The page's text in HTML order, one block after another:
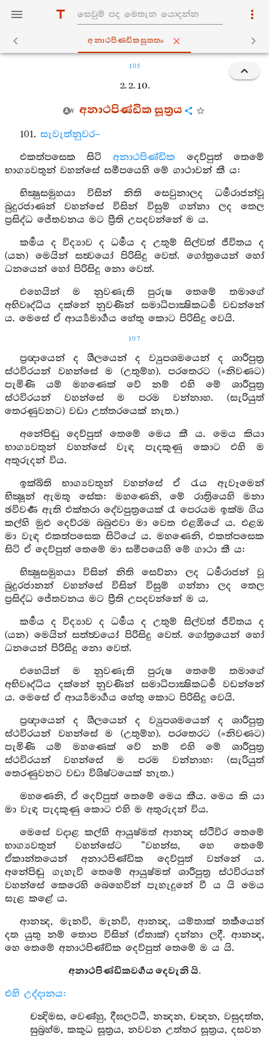
අනාථපිණ‍්ඩිකසුත‍්තං
105
2. 2. 10.
අනාථපිණ්ඩික සූත්‍රය
101. සැවැත්නුවර–
එකත්පසෙක සිටිඅනාථපිණ්ඩික දෙව්පුත් තෙමේ
භාග්‍යවතුන් වහන්සේ සමීපයෙහි මේ ගාථාවන් කී ය:
භික්‍ෂුසමුහයා විසින් නිති සෙවුනාලද ධර්‍මරාජන්වූ
බුදුරජාණන් වහන්සේ විසින් විසුම් ගන්නා ලද තෙල
ප්‍රසිද්ධ ජේතවනය මට ප්‍රීති උපදවන්නේ ම ය.
කර්‍මය ද විද්‍යාව ද ධර්‍මය ද උතුම් සිල්වත් ජීවිතය ද
(යන) මෙයින් සත්‍වයෝ පිරිසිදු වෙත්. ගෝත්‍රයෙන් හෝ
ධනයෙන් හෝ පිරිසිදු නො වෙත්.
එහෙයින් ම නුවණැති පුරුෂ තෙමේ තමාගේ
අභිවෘද්ධිය දක්නේ නුවණින් සමාධිපාක්‍ෂිකධර්‍ම වඩන්නේ
ය. මෙසේ ඒ ආර්‍ය්‍යමාර්‍ගය හේතු කොට පිරිසිදු වෙයි.
107
ප්‍රඥායෙන් ද ශීලයෙන් ද ව්‍යුපශමයෙන් ද ශාරීපුත්‍ර
ස්ථවිරයන් වහන්සේ ම (උතුම්හ). පරතෙරට (=නිවණට)
පැමිණි යම් මහණෙක් වේ නම් එහි මේ ශාරීපුත්‍ර
ස්ථවිරයන් වහන්සේ ම පරම වන්නාහ. (සැරියුත්
තෙරණුවනට) වඩා උත්තරයෙක් නැත.)
අනේපිඬු දෙව්පුත් තෙමේ මෙය කී ය. මෙය කියා
භාග්‍යවතුන් වහන්සේ වැඳ පැදකුණු කොට එහි ම
අතුරුදන් විය.
ඉක්බිති භාග්‍යවතුන් වහන්සේ ඒ රැය ඇවෑමෙන්
භික්‍ෂූන් ඇමතූ සේක: මහණෙනි, මේ රාත්‍රියෙහි මනා
ඡවිවර්‍ණ ඇති එක්තරා දේවපුත්‍රයෙක් රෑ පෙරයම ඉක්ම ගිය
කල්හි මුළු දෙව්රම බබුළුවා මා වෙත එළඹියේ ය. එළඹ
මා වැඳ එකත්පසෙක සිටියේ ය. මහණෙනි, එකත්පසෙක
සිටි ඒ දෙව්පුත් තෙමේ මා සමීපයෙහි මේ ගාථා කී ය:
භික්‍ෂුසමුහයා විසින් නිති සෙව්නා ලද ධර්‍මරාජන් වූ
බුදුරජානන් වහන්සේ විසින් විසුම් ගන්නා ලද තෙල
ප්‍රසිද්ධ ජේතවනය මට ප්‍රීති උපදවන්නේ ම ය.
කර්‍මය ද විද්‍යාව ද ධර්‍මය ද උතුම් සිල්වත් ජීවිතය ද
(යන) මෙයින් සත්ත්‍වයෝ පිරිසිදු වෙත්. ගෝත්‍රයෙන් හෝ
ධනයෙන් පිරිසිදු නො වෙත්.
එහෙයින් ම නුවණැති පුරුෂ තෙමේ තමාගේ
අභිවෘද්ධිය දක්නේ නුවණින් සමාධිපාක්‍ෂිකධර්‍ම වඩන්නේ
ය. මෙසේ ඒ ආර්‍ය්‍යමාර්‍ගය හේතු කොට පිරිසිදු වෙයි.
ප්‍රඥායෙන් ද ශීලයෙන් ද ව්‍යුපශමයෙන් ද ශාරීපුත්‍ර
ස්ථවිරයන් වහන්සේ ම (උතුම්හ). පරතෙරට (=නිවණට)
පැමිණි යම් මහණෙක් වේ නම් එහි මේ ශාරීපුත්‍ර
ස්ථවිරයන් වහන්සේ ම පරම වන්නාහ: (සැරියුත්
තෙරණුවනට වඩා විශිෂ්ටයෙක් නැත.)
මහණෙනි, ඒ දෙව්පුත් තෙමේ මෙය කීය. මෙය කි යා
මා වැඳ පැදකුණු කොට එහි ම අතුරුදන් විය.
මෙසේ වදාළ කල්හි ආයුෂ්මත් ආනන්‍ද ස්ථිවිර තෙමේ
භාග්‍යවතුන් වහන්සේට “වහන්ස, හෙ තෙමේ
ඒකාන්තයෙන් අනාථපිණ්ඩික දෙව්පුත් වන්නේ ය.
අනේපිඬු ගැහැවි තෙමේ ආයුෂ්මත් ශාරීපුත්‍ර ස්ථවිරයන්
වහන්සේ කෙරෙහි බෙහෙවින් පැහැදුනේ වී ය යි මෙය
සැළ කළේ ය.
ආනන්‍ද, මැනවි, මැනවි, ආනන්‍ද, යම්තාක් තර්‍කයෙන්
දත යුතු නම් තොප විසින් (ඒතාක්) දන්නා ලදී. ආනන්‍ද,
හෙ තෙමේ අනාථපිණ්ඩික දෙව්පුත් තෙමේ ම ය යි.
අනාථපිණ්ඩිකවර්‍ගය දෙවැනි යි.
එහි උද්දානය:
චන්‍දිමස, වෙණ්හු, දීඝලට්ඨි, නන්‍දන, චන්‍දන, වසුදත්ත,
සුබ්‍රහ්ම, කකුධ සූත්‍රය, නවවන උත්තර සූත්‍රය, දසවන